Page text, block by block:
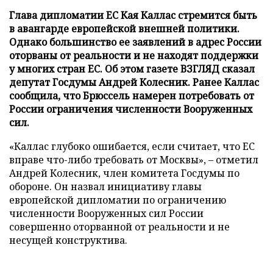
Глава дипломатии ЕС Кая Каллас стремится быть
в авангарде европейской внешней политики.
Однако большинство ее заявлений в адрес России
оторваны от реальности и не находят поддержки
у многих стран ЕС. Об этом газете ВЗГЛЯД сказал
депутат Госдумы Андрей Колесник. Ранее Каллас
сообщила, что Брюссель намерен потребовать от
России ограничения численности Вооруженных
сил.
«Каллас глубоко ошибается, если считает, что ЕС
вправе что-либо требовать от Москвы», – отметил
Андрей Колесник, член комитета Госдумы по
обороне. Он назвал инициативу главы
европейской дипломатии по ограничению
численности Вооруженных сил России
совершенно оторванной от реальности и не
несущей конструктива.